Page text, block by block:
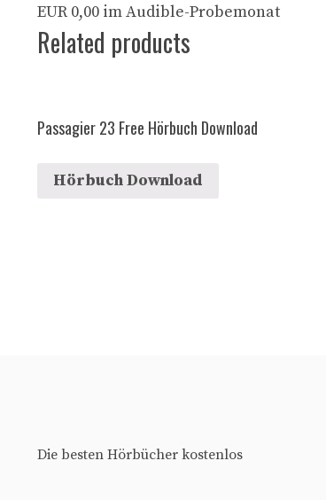
EUR 0,00 im Audible-Probemonat
Related products
Passagier 23 Free Hörbuch Download
Hörbuch Download
Die besten Hörbücher kostenlos